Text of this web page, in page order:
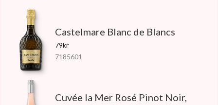
Castelmare Blanc de Blancs
79kr
7185601
Cuvée la Mer Rosé Pinot Noir,